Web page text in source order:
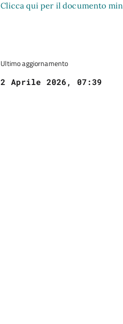
Clicca qui per il documento
Ultimo aggiornamento
2 Aprile 2026, 07:39